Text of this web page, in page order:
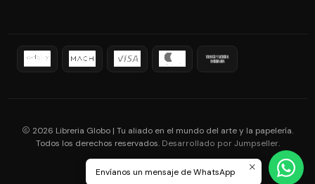
2026 Libreria Globo | Tu aliado en el mundo del arte y la papelería.
Todos los derechos reservados. Desarrollado por Jumpseller.
Envíanos un mensaje de WhatsApp